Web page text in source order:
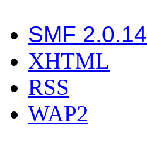
SMF 2.0.14
XHTML
RSS
WAP2